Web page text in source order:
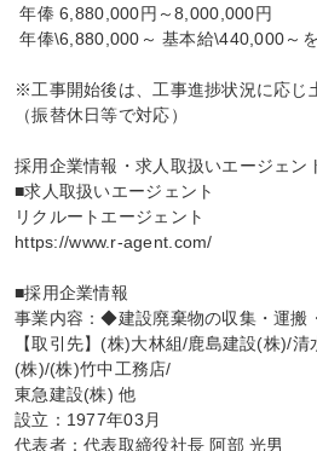
年俸 6,880,000円～8,000,000円
年俸\6,880,000～ 基本給\440,000～を含む/月
※工事開始後は、工事進捗状況に応じ
（振替休日等で対応）
採用企業情報・求人取扱いエージェン
■求人取扱いエージェント
リクルートエージェント
https://www.r-agent.com/
■採用企業情報
事業内容：◆建設廃棄物の収集・運搬
【取引先】(株)大林組/鹿島建設(株)/
(株)/(株)竹中工務店/
東急建設(株) 他
設立：1977年03月
代表者：代表取締役社長 阿部 光男